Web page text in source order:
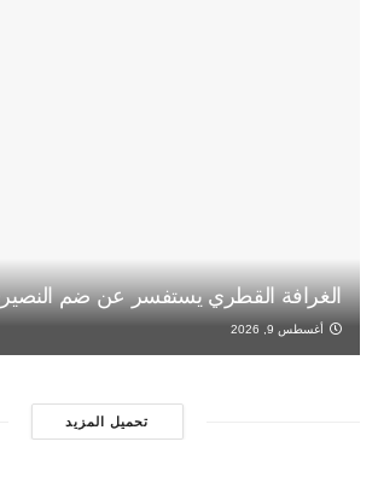
الغرافة القطري يستفسر عن ضم
أغسطس 9, 2026
تحميل المزيد